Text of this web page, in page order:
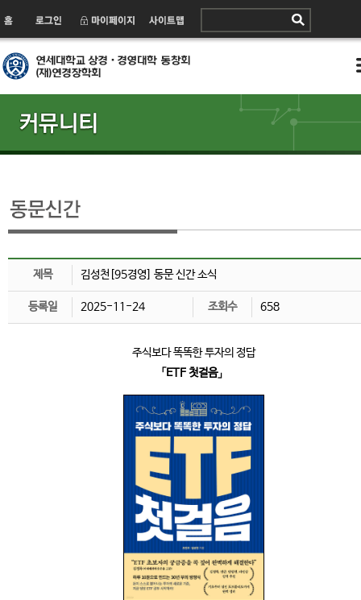
제목 김성천[95경영] 동문 신간 소식
등록일 2025-11-24 조회수 658
주식보다 똑똑한 투자의 정답
「ETF 첫걸음」